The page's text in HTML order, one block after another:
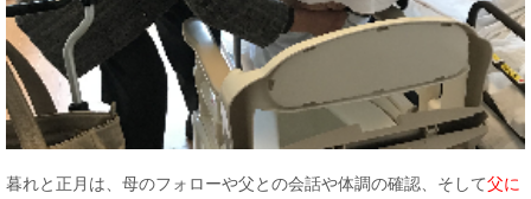
暮れと正月は、母のフォローや父との会話や体調の確認、そして父に